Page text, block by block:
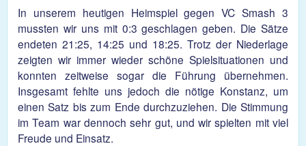
In unserem heutigen Heimspiel gegen VC Smash 3
mussten wir uns mit 0:3 geschlagen geben. Die Sätze
endeten 21:25, 14:25 und 18:25. Trotz der Niederlage
zeigten wir immer wieder schöne Spielsituationen und
konnten zeitweise sogar die Führung übernehmen.
Insgesamt fehlte uns jedoch die nötige Konstanz, um
einen Satz bis zum Ende durchzuziehen. Die Stimmung
im Team war dennoch sehr gut, und wir spielten mit viel
Freude und Einsatz.